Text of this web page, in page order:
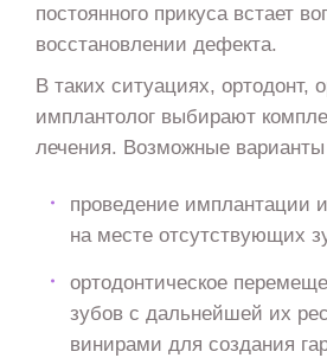
постоянного прикуса встает
восстановлении дефекта.
В таких ситуациях, ортодонт,
имплантолог выбирают
лечения. Возможные
проведение имплантации
на месте отсутствующих
ортодонтическое
зубов с дальнейшей их
винирами для создания